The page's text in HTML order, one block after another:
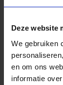
Deze website
We gebruiken
en om ons
informatie